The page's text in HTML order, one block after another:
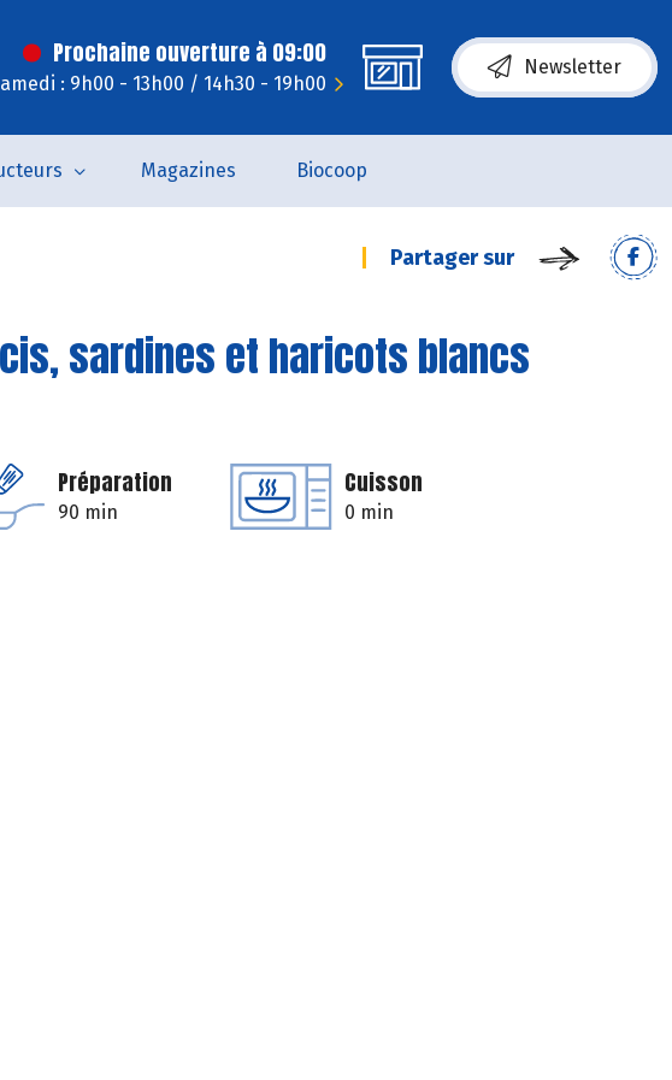
Prochaine ouverture à 09:00
: 9h00 - 13h00 / 14h30 - 19h00
Newsletter
Magazines Biocoop
Partager sur
sardines et haricots blancs
Préparation
90 min
Cuisson
0 min